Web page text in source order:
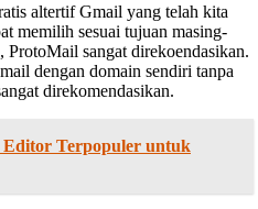
altertif Gmail yang telah kita
memilih sesuai tujuan masing-
sangat direkoendasikan.
dengan domain sendiri tanpa
direkomendasikan.
Editor Terpopuler untuk